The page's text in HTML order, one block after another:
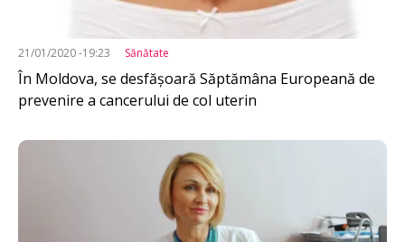
21/01/2020 -19:23 Sănătate
În Moldova, se desfășoară Săptămâna Europeană de
prevenire a cancerului de col uterin
Imagine